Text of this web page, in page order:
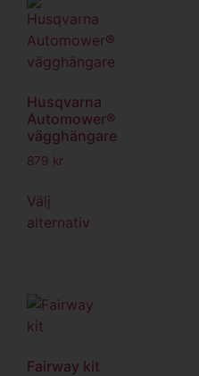
Husqvarna
Automower®
vägghängare
879 kr
Välj
alternativ
Fairway kit